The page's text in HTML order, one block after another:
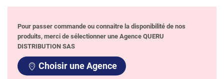
Pour passer commande ou connaitre la disponibilité de nos
produits, merci de sélectionner une Agence QUERU
DISTRIBUTION SAS
Choisir une Agence